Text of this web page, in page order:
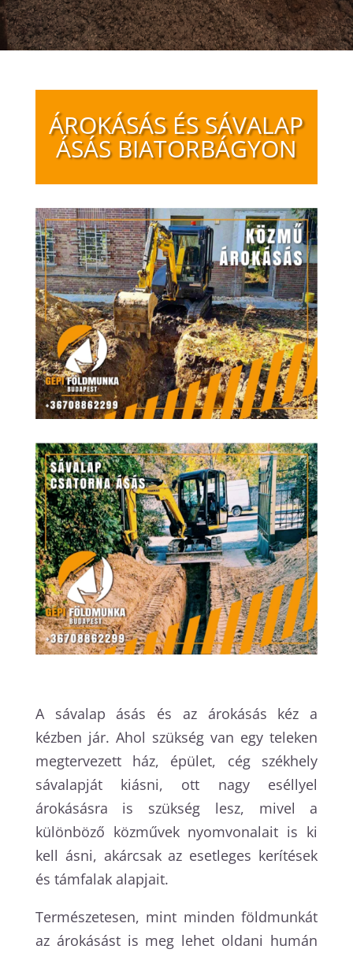
ÁROKÁSÁS ÉS SÁVALAP
ÁSÁS BIATORBÁGYON
A sávalap ásás és az árokásás kéz a
kézben jár. Ahol szükség van egy teleken
megtervezett ház, épület, cég székhely
sávalapját kiásni, ott nagy eséllyel
árokásásra is szükség lesz, mivel a
különböző közművek nyomvonalait is ki
kell ásni, akárcsak az esetleges kerítések
és támfalak alapjait.
Természetesen, mint minden földmunkát
az árokásást is meg lehet oldani humán